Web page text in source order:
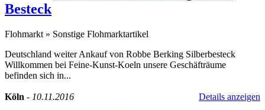
Besteck
Flohmarkt » Sonstige Flohmarktartikel
Deutschland weiter Ankauf von Robbe Berking Silberbesteck
Willkommen bei Feine-Kunst-Koeln unsere Geschäfträume
befinden sich in...
Köln - 10.11.2016 Details anzeigen